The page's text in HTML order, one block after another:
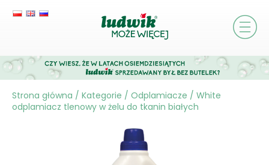
Strona główna / Kategorie / Odplamiacze / White
odplamiacz tlenowy w żelu do tkanin białych